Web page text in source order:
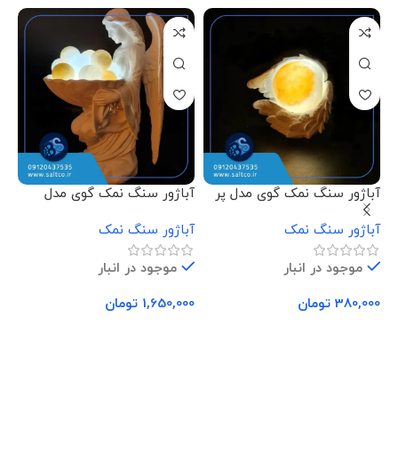
آباژور سنگ نمک گوی مدل پر
آباژور سنگ نمک
موجود در انبار
380,000 تومان
آباژور سنگ نمک گوی مدل
آباژور سنگ نمک
موجود در انبار
1,650,000 تومان